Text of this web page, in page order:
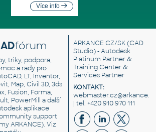
Více info
fórum
triky, podpora,
a rady pro
LT, Inventor,
Map, Civil 3D, 3ds
Fusion, Forma,
PowerMill a další
aplikace
support
ARKANCE). Viz
ARKANCE CZ/SK(CAD
Studio) - Autodesk
Platinum Partner &
Training Center &
Services Partner
KONTAKT:
| tel. +420 910 970 111